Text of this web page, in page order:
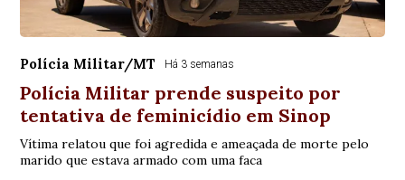
Polícia Militar/MT Há 3 semanas
Polícia Militar prende suspeito por
tentativa de feminicídio em Sinop
Vítima relatou que foi agredida e ameaçada de morte pelo
marido que estava armado com uma faca